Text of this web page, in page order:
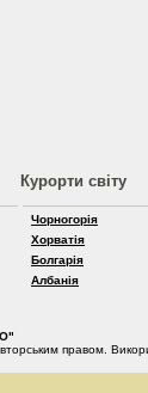
Курорти світу
Чорногорія
Хорватія
Болгарія
Албанія
правом.